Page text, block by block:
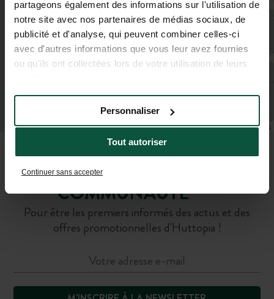
partageons également des informations sur l'utilisation de
notre site avec nos partenaires de médias sociaux, de
publicité et d'analyse, qui peuvent combiner celles-ci
avec d'autres informations que vous leur avez fournies
ou qu'ils ont collectées lors de votre utilisation de leurs
Tout autoriser
Personnaliser
Continuer sans accepter
Leaflet|©OpenStreetMapcontributors
REJOIGNEZ NOTRE
COMMUNAUTÉ
Pour être les premiers informés des actus et des
offres promotionnelles d'Huttopia !